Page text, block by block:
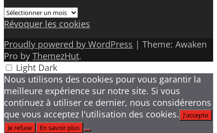
Archives
Révoquer les cookies
Proudly powered by WordPress | Theme: Awaken
Pro by ThemezHut.
Light Dark
Nous utilisons des cookies pour vous garantir la
meilleure expérience sur notre site. Si vous
continuez à utiliser ce dernier, nous considérerons
que vous acceptez l'utilisation des cookies. J'accepte
Je refuse
En savoir plus